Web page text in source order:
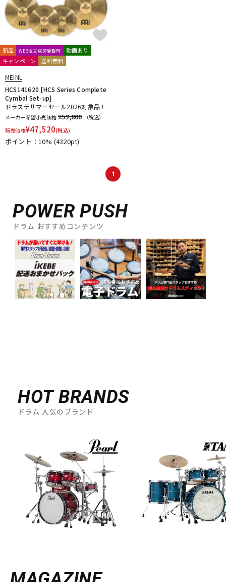
新品 WEB注文店頭受取可
動画あり
キャンペーン
送料無料
MEINL
HCS141620 [HCS Series Complete
Cymbal Set-up]
ドラステサマーセール2026対象品！
メーカー希望小売価格 ¥52,800
（税込）
販売価格¥47,520(税込)
ポイント：10% (4320pt)
1
POWER PUSH
ドラム おすすめコンテンツ
HOT BRANDS
ドラム 人気のブランド